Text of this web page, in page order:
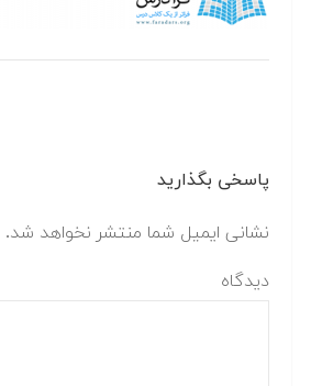
پاسخی بگذارید
نشانی ایمیل شما منتشر نخواهد شد.
دیدگاه